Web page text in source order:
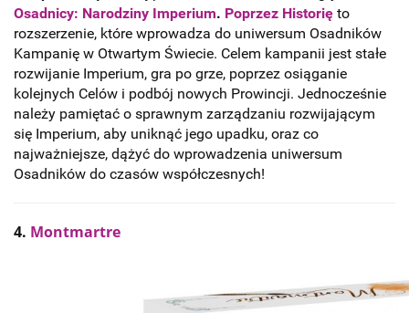
Osadnicy: Narodziny Imperium. Poprzez Historię to
rozszerzenie, które wprowadza do uniwersum Osadników
Kampanię w Otwartym Świecie. Celem kampanii jest stałe
rozwijanie Imperium, gra po grze, poprzez osiąganie
kolejnych Celów i podbój nowych Prowincji. Jednocześnie
należy pamiętać o sprawnym zarządzaniu rozwijającym
się Imperium, aby uniknąć jego upadku, oraz co
najważniejsze, dążyć do wprowadzenia uniwersum
Osadników do czasów współczesnych!
4. Montmartre